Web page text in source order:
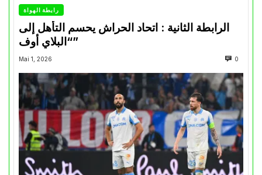
رابطة الهواة
الرابطة الثانية : اتحاد الحراش يحسم التأهل إلى
“البلاي أوف”
Mai 1, 2026 0